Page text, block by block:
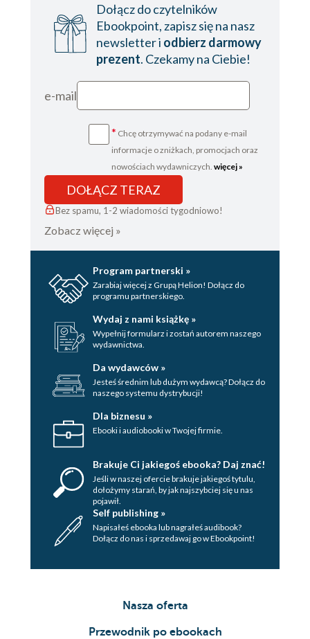
Dołącz do czytelników
Ebookpoint, zapisz się na nasz
newsletter i odbierz darmowy
prezent. Czekamy na Ciebie!
e-mail
* Chcę otrzymywać na podany e-mail
informacje o zniżkach, promocjach oraz
nowościach wydawniczych. więcej »
DOŁĄCZ TERAZ
Bez spamu, 1-2 wiadomości tygodniowo!
Zobacz więcej »
Program partnerski »
Zarabiaj więcej z Grupą Helion! Dołącz do
programu partnerskiego.
Wydaj z nami książkę »
Wypełnij formularz i zostań autorem naszego
wydawnictwa.
Da wydawców »
Jesteś średnim lub dużym wydawcą? Dołącz do
naszego systemu dystrybucji!
Dla biznesu »
Ebooki i audiobooki w Twojej firmie.
Brakuje Ci jakiegoś ebooka? Daj znać!
Jeśli w naszej ofercie brakuje jakiegoś tytulu,
dołożymy starań, by jak najszybciej się u nas
pojawił.
Self publishing »
Napisałeś ebooka lub nagrałeś audibook?
Dołącz do nas i sprzedawaj go w Ebookpoint!
Nasza oferta
Przewodnik po ebookach